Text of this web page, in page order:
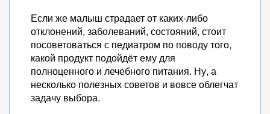
Если же малыш страдает от каких-либо
отклонений, заболеваний, состояний, стоит
посоветоваться с педиатром по поводу того,
какой продукт подойдёт ему для
полноценного и лечебного питания. Ну, а
несколько полезных советов и вовсе облегчат
задачу выбора.